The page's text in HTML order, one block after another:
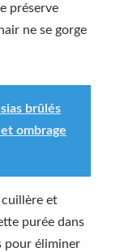
préserve
ne se gorge
brûlés
ombrage
et
purée dans
pour éliminer